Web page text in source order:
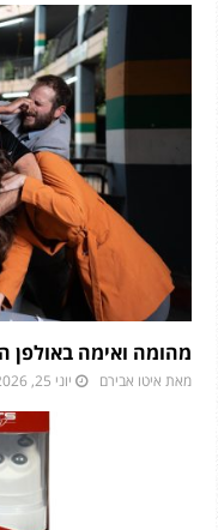
מהומה ואימה באולפן
מאת איטו אבירם יוני 25, 2026